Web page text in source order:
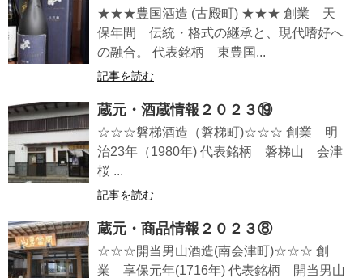
★★★豊国酒造 (古殿町) ★★★ 創業 天
保年間 伝統・格式の継承と、現代嗜好へ
の融合。 代表銘柄 東豊国...
記事を読む
蔵元・酒蔵情報２０２３⑲
☆☆☆磐梯酒造（磐梯町)☆☆☆ 創業 明
治23年（1980年) 代表銘柄 磐梯山 会津
桜 ...
記事を読む
蔵元・商品情報２０２３⑧
☆☆☆開当男山酒造(南会津町)☆☆☆ 創
業 享保元年(1716年) 代表銘柄 開当男山